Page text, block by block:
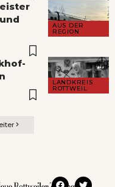
AUS DER
REGION
LANDKREIS
ROTTWEIL